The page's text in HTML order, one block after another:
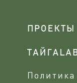
ПРОЕКТЫ